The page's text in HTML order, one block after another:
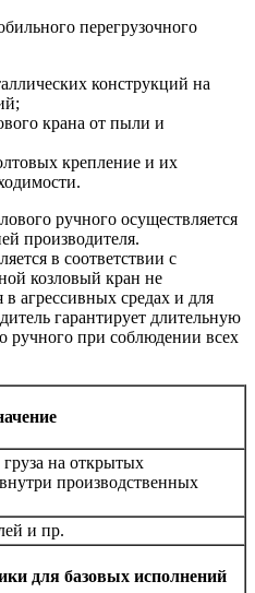
перегрузочного
конструкций на
крана от пыли и
крепление и их
ручного осуществляется
производителя.
в соответствии с
козловый кран не
в агрессивных средах и для
гарантирует длительную
ручного при соблюдении всех
на открытых
производственных
и пр.
для базовых исполнений